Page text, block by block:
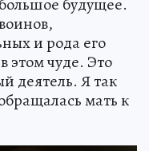
и рода его
этом чуде. Это
деятель. Я так
мать к